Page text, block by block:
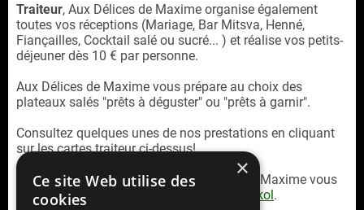
Traiteur, Aux Délices de Maxime organise également
toutes vos réceptions (Mariage, Bar Mitsva, Henné,
Fiançailles, Cocktail salé ou sucré... ) et réalise vos petits-
déjeuner dès 10 € par personne.
Aux Délices de Maxime vous prépare au choix des
plateaux salés "prêts à déguster" ou "prêts à garnir".
Consultez quelques unes de nos prestations en cliquant
sur les cartes traiteur ci-dessus!
Pour vos réceptions halavi, Aux Délices de Maxime vous
propose son département lait avec
Chez Akol.
×
Ce site Web utilise des
cookies